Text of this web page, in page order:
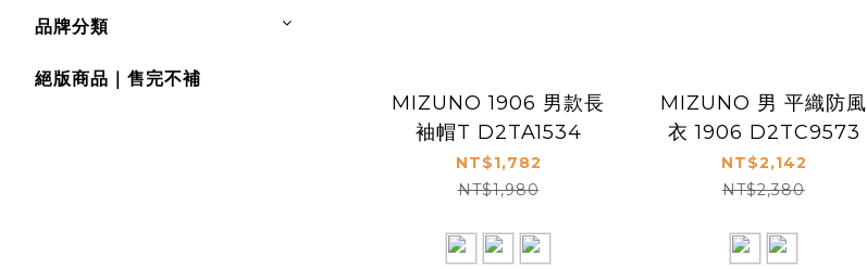
品牌分類
絕版商品｜售完不補
MIZUNO 1906 男款長
袖帽T D2TA1534
NT$1,782
NT$1,980
MIZUNO 男 平織防風
衣 1906 D2TC9573
NT$2,142
NT$2,380